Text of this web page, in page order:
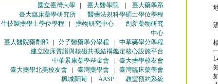
國立臺灣大學 | 臺大醫學院 | 臺大藥學系
臺大臨床藥學研究所 | 醫藥法規科學碩士學位學程
生技製藥學士學位學程 | 藥物研究中心 | 創新藥物研究
中心
臺大醫院藥劑部 | 分子醫藥學分學程 | 中草藥學分學程
建立臨床質譜與核磁共振結構鑑定核心設施平台
中華景康藥學基金會 | 臺大藥學校友會
臺大藥學北美校友會 | 臺灣藥學會 | 臺灣臨床藥學會
楓城新聞 | AASP | 教室預約系統